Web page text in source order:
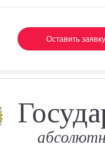
Оставить заявку